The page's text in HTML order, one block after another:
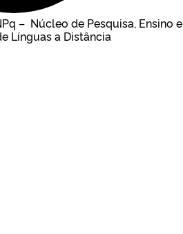
– Núcleo de Pesquisa, Ensino e
Línguas a Distância